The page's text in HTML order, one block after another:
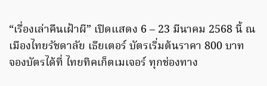
“เรื่องเล่าคืนเฝ้าผี” เปิดแสดง 6 – 23 มีนาคม 2568 นี้ ณ
เมืองไทยรัชดาลัย เธียเตอร์ บัตรเริ่มต้นราคา 800 บาท
จองบัตรได้ที่ ไทยทิคเก็ตเมเจอร์ ทุกช่องทาง